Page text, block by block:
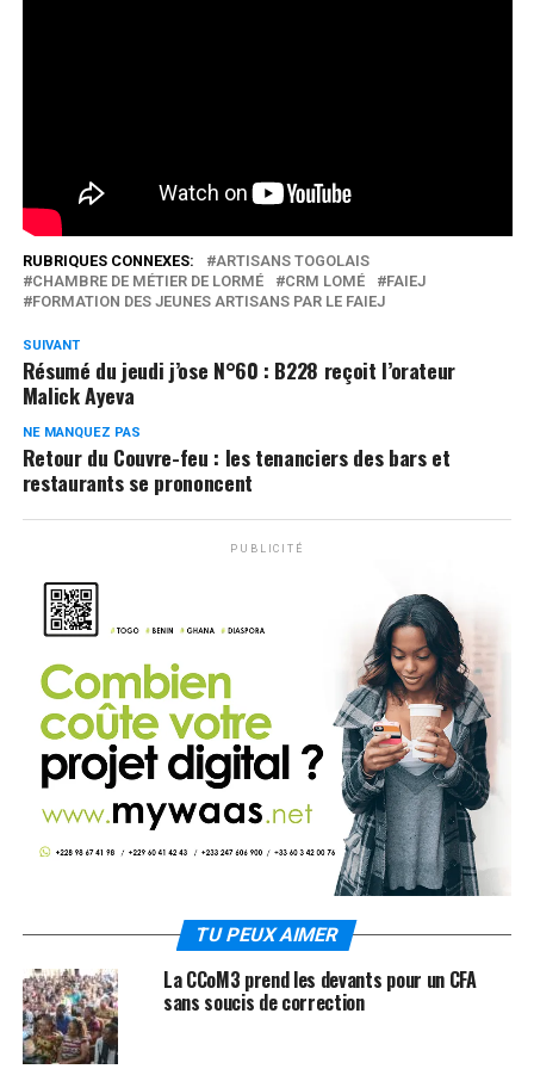
RUBRIQUES CONNEXES:
ARTISANS TOGOLAIS
CHAMBRE DE MÉTIER DE LORMÉ
CRM LOMÉ
FAIEJ
FORMATION DES JEUNES ARTISANS PAR LE FAIEJ
SUIVANT
Résumé du jeudi j’ose N°60 : B228 reçoit l’orateur
Malick Ayeva
NE MANQUEZ PAS
Retour du Couvre-feu : les tenanciers des bars et
restaurants se prononcent
PUBLICITÉ
TU PEUX AIMER
La CCoM3 prend les devants pour un CFA
sans soucis de correction